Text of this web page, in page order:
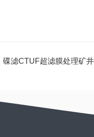
碟滤CTUF超滤膜处理矿